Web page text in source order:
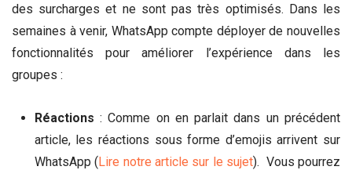
des surcharges et ne sont pas très optimisés. Dans les
semaines à venir, WhatsApp compte déployer de nouvelles
fonctionnalités pour améliorer l’expérience dans les
groupes :
Réactions : Comme on en parlait dans un précédent
article, les réactions sous forme d’emojis arrivent sur
WhatsApp (Lire notre article sur le sujet). Vous pourrez